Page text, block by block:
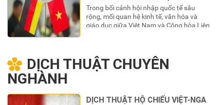
Trong bối cảnh hội nhập quốc tế sâu
rộng, mối quan hệ kinh tế, văn hóa và
giáo dục giữa Việt Nam và Cộng hòa Liên
thương mại, du học và…
DỊCH THUẬT CHUYÊN
NGHÀNH
DỊCH THUẬT HỘ CHIẾU VIỆT-NGA